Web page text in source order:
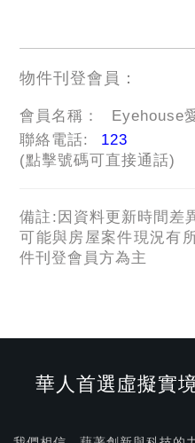
物件刊登會員：
會員名稱：
Eyehouse
聯絡電話:
123
(點擊號碼可直接通話)
備註:因資料更新時間差
可能與房屋案件現況有
件刊登會員方為主
華人首選虛擬實